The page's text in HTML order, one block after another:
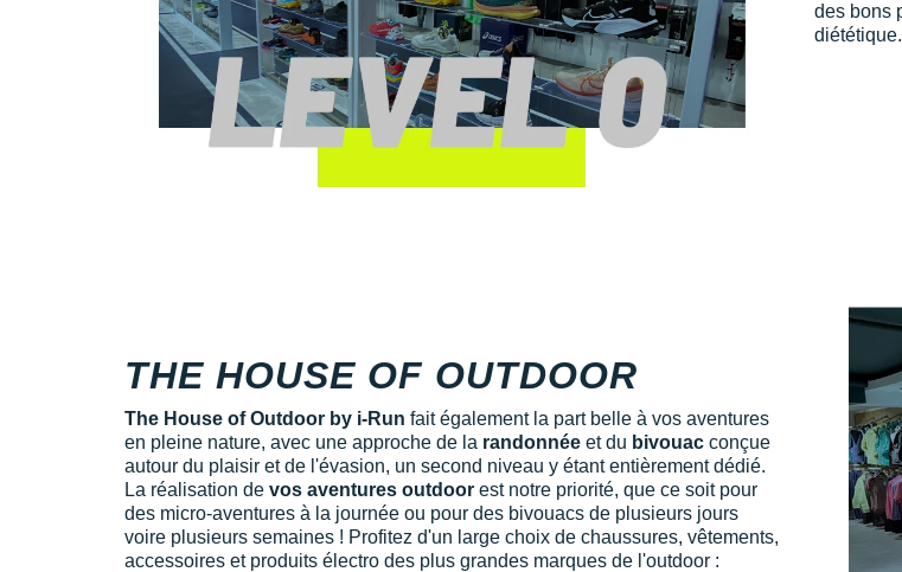
des bons
diététique.
THE HOUSE OF OUTDOOR
The House of Outdoor by i-Run fait également la part belle à vos aventures
en pleine nature, avec une approche de la randonnée et du bivouac conçue
autour du plaisir et de l'évasion, un second niveau y étant entièrement dédié.
La réalisation de vos aventures outdoor est notre priorité, que ce soit pour
des micro-aventures à la journée ou pour des bivouacs de plusieurs jours
voire plusieurs semaines ! Profitez d'un large choix de chaussures, vêtements,
accessoires et produits électro des plus grandes marques de l'outdoor :